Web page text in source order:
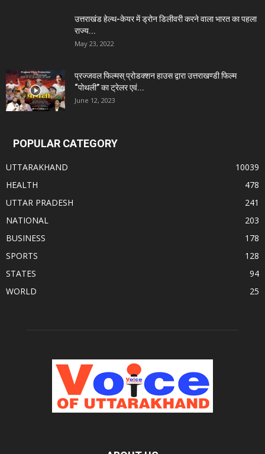
उत्तराखंड हेल्थ-केयर में ड्रोन डिलीवरी करने वाला भारत का पहला
राज्य...
May 23, 2022
प्रज्जवल फिल्मस् प्रोडक्शन हाउस द्वारा उत्तराखण्डी फिल्म
“पोथली” का ट्रेलर एवं...
June 12, 2023
POPULAR CATEGORY
UTTARAKHAND
10039
HEALTH
478
UTTAR PRADESH
241
NATIONAL
203
BUSINESS
178
SPORTS
128
STATES
94
WORLD
25